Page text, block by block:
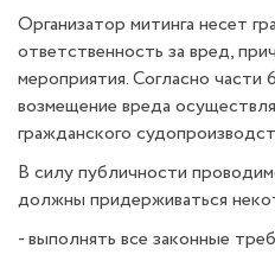
Организатор митинга несет
ответственность за вред,
мероприятия. Согласно
возмещение вреда
гражданского
В силу публичности
должны придерживаться
- выполнять все законные